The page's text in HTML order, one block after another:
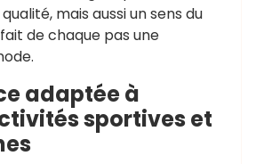
mais aussi un sens du
de chaque pas une
adaptée à
sportives et